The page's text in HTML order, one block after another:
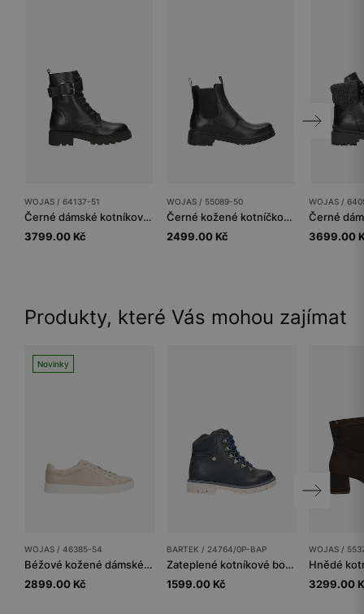
WOJAS / 64137-51
Černé dámské kotníkové boty z lícové kůže
3799.00 Kč
WOJAS / 55089-50
Černé kožené kotníčkové boty dámské z kolekce Code30
2499.00 Kč
WOJAS /
3699.00
Produkty, které Vás mohou zajímat
Novinky
WOJAS / 46385-54
Béžové kožené dámské tenisky na bílé podrážce
2899.00 Kč
BARTEK / 24764/0P-BAP
Zateplené kotníkové boty BARTEK 24764/0P-BAP, tmavě modrá
1599.00 Kč
WOJAS /
3299.00